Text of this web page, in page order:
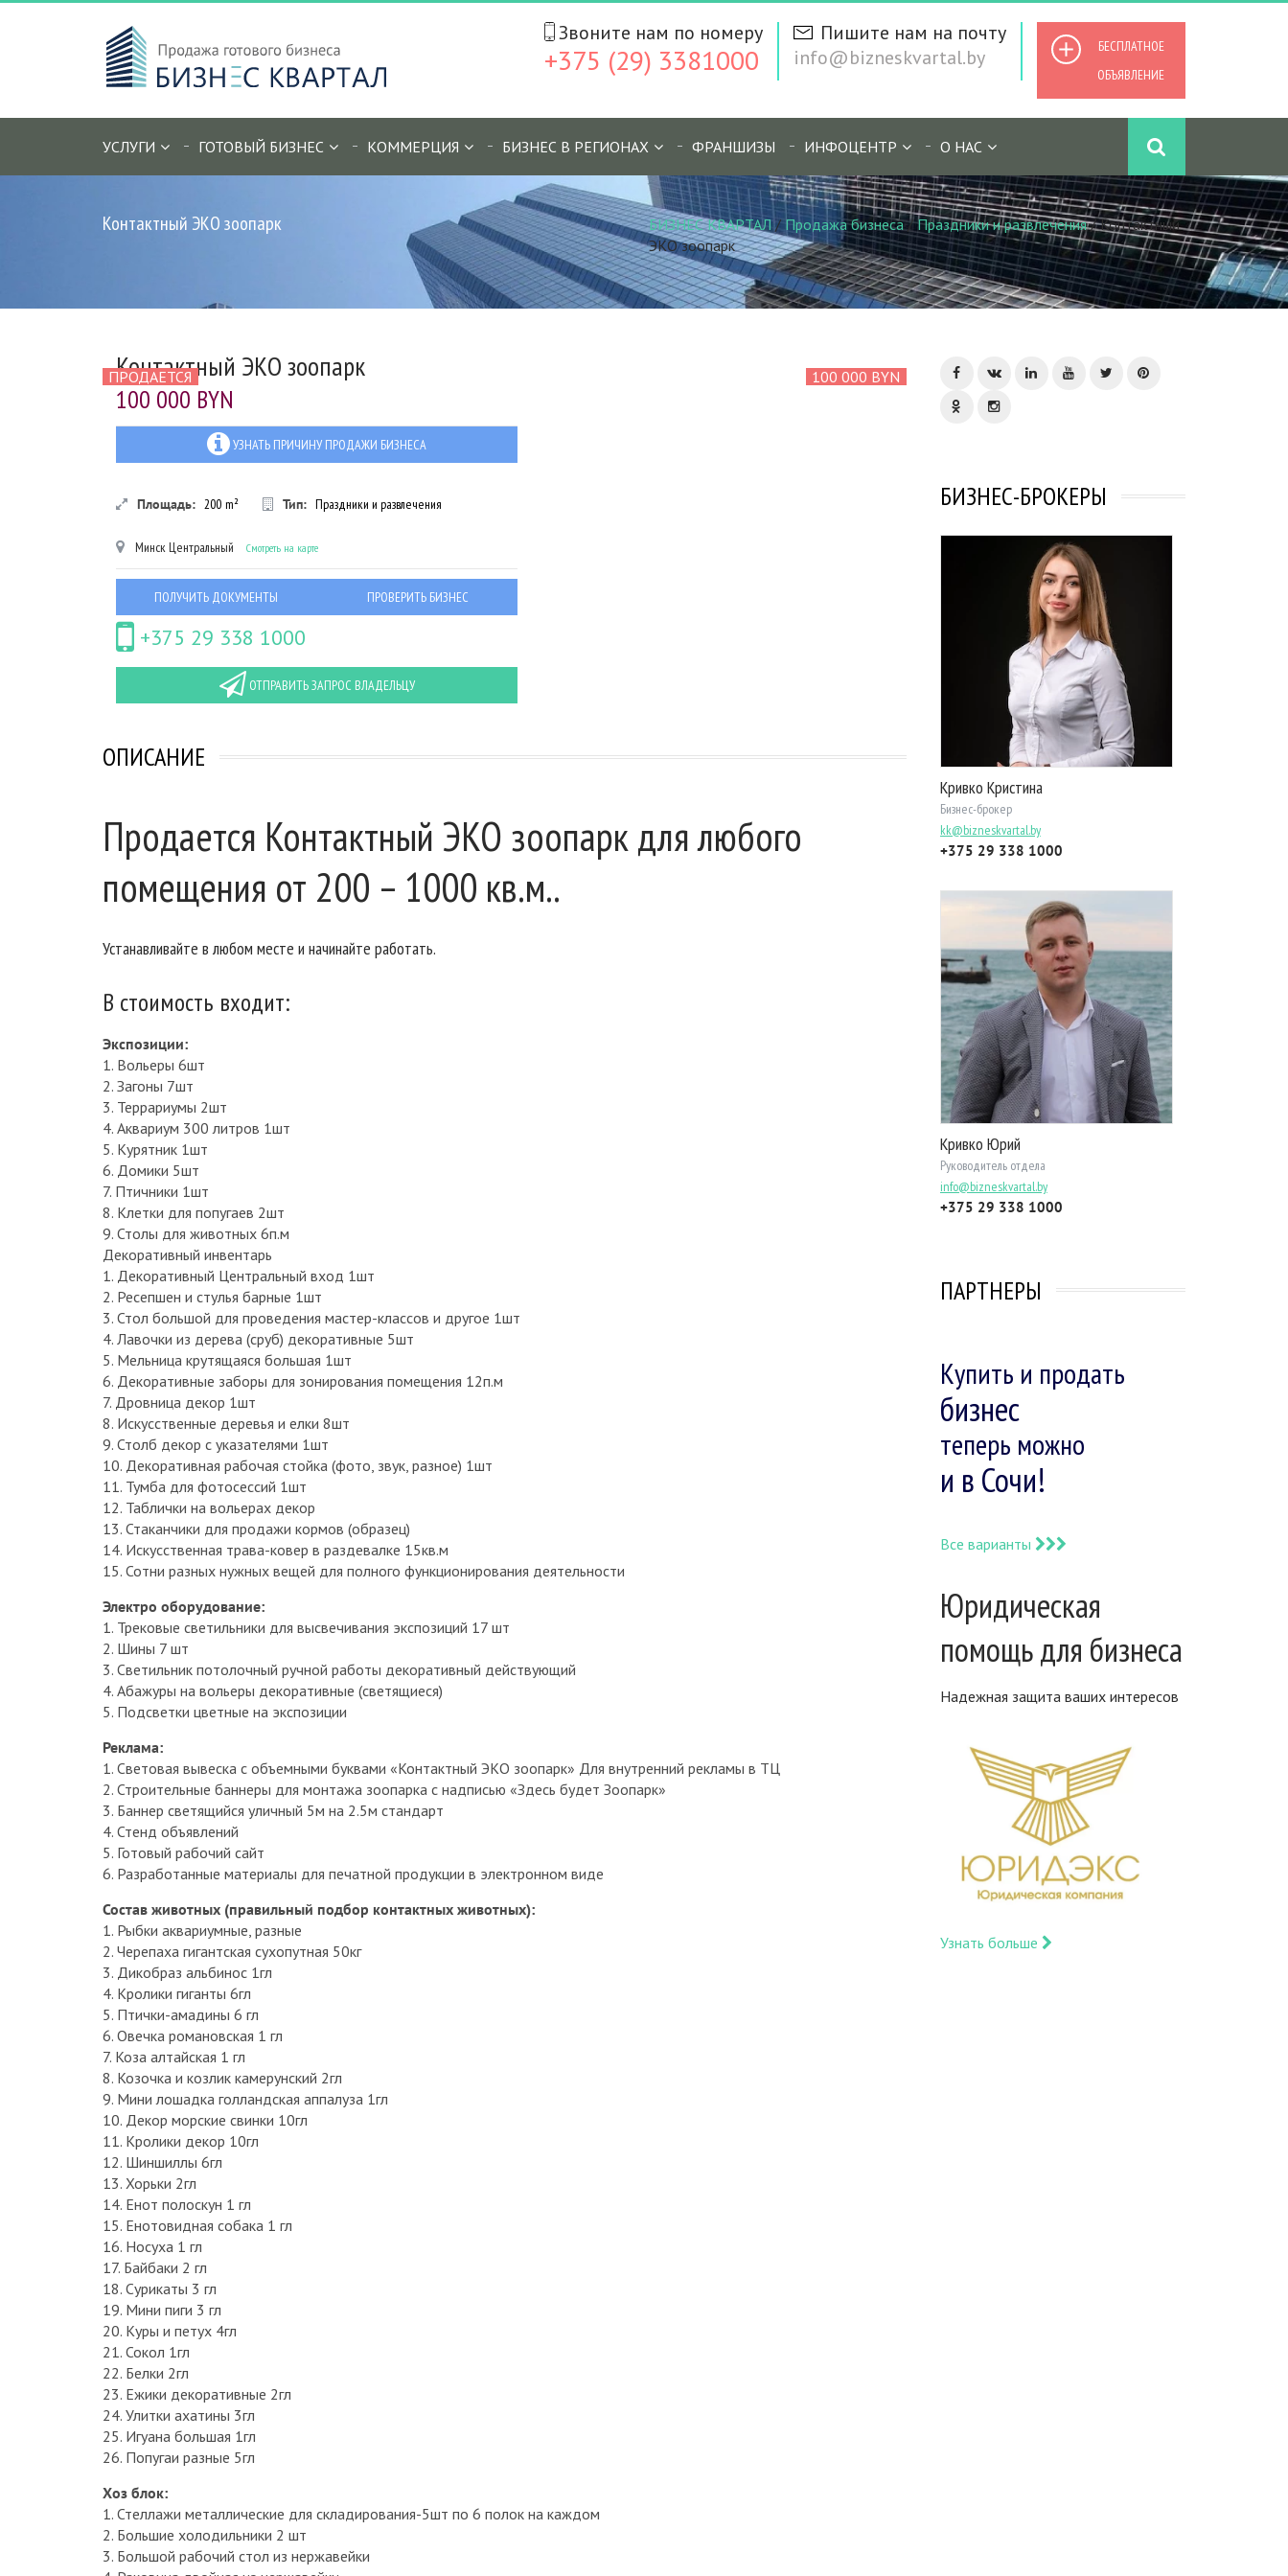
БЕСПЛАТНОЕ
ОБЪЯВЛЕНИЕ
Пишите нам на почту
info@bizneskvartal.by
Звоните нам по номеру
+375 (29) 3381000
УСЛУГИ ГОТОВЫЙ БИЗНЕС КОММЕРЦИЯ БИЗНЕС В РЕГИОНАХ ФРАНШИЗЫ ИНФОЦЕНТР О НАС
Контактный ЭКО зоопарк БИЗНЕС КВАРТАЛ / Продажа бизнеса/Праздники и развлечения/Контактный
ЭКО зоопарк
ПРОДАЕТСЯ 100 000 BYN
Контактный ЭКО зоопарк
100 000 BYN
УЗНАТЬ ПРИЧИНУ ПРОДАЖИ БИЗНЕСА
Площадь: 200 m² Тип: Праздники и развлечения
МинскЦентральный Смотреть на карте
ПОЛУЧИТЬ ДОКУМЕНТЫ ПРОВЕРИТЬ БИЗНЕС
+375 29 338 1000
ОТПРАВИТЬ ЗАПРОС ВЛАДЕЛЬЦУ
ОПИСАНИЕ
Продается Контактный ЭКО зоопарк для любого
помещения от 200 – 1000 кв.м..
Устанавливайте в любом месте и начинайте работать.
В стоимость входит:
Экспозиции:
1. Вольеры 6шт
2. Загоны 7шт
3. Террариумы 2шт
4. Аквариум 300 литров 1шт
5. Курятник 1шт
6. Домики 5шт
7. Птичники 1шт
8. Клетки для попугаев 2шт
9. Столы для животных 6п.м
Декоративный инвентарь
1. Декоративный Центральный вход 1шт
2. Ресепшен и стулья барные 1шт
3. Стол большой для проведения мастер-классов и другое 1шт
4. Лавочки из дерева (сруб) декоративные 5шт
5. Мельница крутящаяся большая 1шт
6. Декоративные заборы для зонирования помещения 12п.м
7. Дровница декор 1шт
8. Искусственные деревья и елки 8шт
9. Столб декор с указателями 1шт
10. Декоративная рабочая стойка (фото, звук, разное) 1шт
11. Тумба для фотосессий 1шт
12. Таблички на вольерах декор
13. Стаканчики для продажи кормов (образец)
14. Искусственная трава-ковер в раздевалке 15кв.м
15. Сотни разных нужных вещей для полного функционирования деятельности
Электро оборудование:
1. Трековые светильники для высвечивания экспозиций 17 шт
2. Шины 7 шт
3. Светильник потолочный ручной работы декоративный действующий
4. Абажуры на вольеры декоративные (светящиеся)
5. Подсветки цветные на экспозиции
Реклама:
1. Световая вывеска с объемными буквами «Контактный ЭКО зоопарк» Для внутренний рекламы в ТЦ
2. Строительные баннеры для монтажа зоопарка с надписью «Здесь будет Зоопарк»
3. Баннер светящийся уличный 5м на 2.5м стандарт
4. Стенд объявлений
5. Готовый рабочий сайт
6. Разработанные материалы для печатной продукции в электронном виде
Состав животных (правильный подбор контактных животных):
1. Рыбки аквариумные, разные
2. Черепаха гигантская сухопутная 50кг
3. Дикобраз альбинос 1гл
4. Кролики гиганты 6гл
5. Птички-амадины 6 гл
6. Овечка романовская 1 гл
7. Коза алтайская 1 гл
8. Козочка и козлик камерунский 2гл
9. Мини лошадка голландская аппалуза 1гл
10. Декор морские свинки 10гл
11. Кролики декор 10гл
12. Шиншиллы 6гл
13. Хорьки 2гл
14. Енот полоскун 1 гл
15. Енотовидная собака 1 гл
16. Носуха 1 гл
17. Байбаки 2 гл
18. Сурикаты 3 гл
19. Мини пиги 3 гл
20. Куры и петух 4гл
21. Сокол 1гл
22. Белки 2гл
23. Ежики декоративные 2гл
24. Улитки ахатины 3гл
25. Игуана большая 1гл
26. Попугаи разные 5гл
Хоз блок:
1. Стеллажи металлические для складирования-5шт по 6 полок на каждом
2. Большие холодильники 2 шт
3. Большой рабочий стол из нержавейки
БИЗНЕС-БРОКЕРЫ
Кривко Кристина
Бизнес-брокер
kk@bizneskvartal.by
+375 29 338 1000
Кривко Юрий
Руководитель отдела
info@bizneskvartal.by
+375 29 338 1000
ПАРТНЕРЫ
Купить и продать
бизнес
теперь можно
и в Сочи!
Все варианты
Юридическая
помощь для бизнеса
Надежная защита ваших интересов
Узнать больше